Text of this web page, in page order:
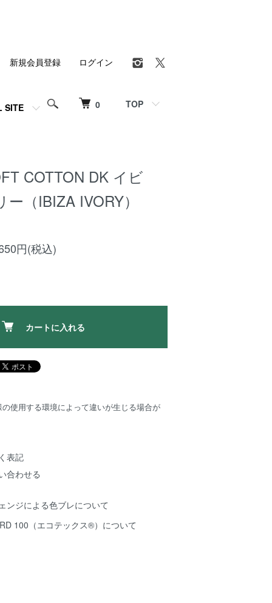
0 TOP
SITE
新規会員登録 ログイン
COTTON DK イビ
（IBIZA IVORY）
円(税込)
カートに入れる
使用する環境によって違いが生じる場合が
表記
合わせる
ンジによる色ブレについて
100（エコテックス®️）について